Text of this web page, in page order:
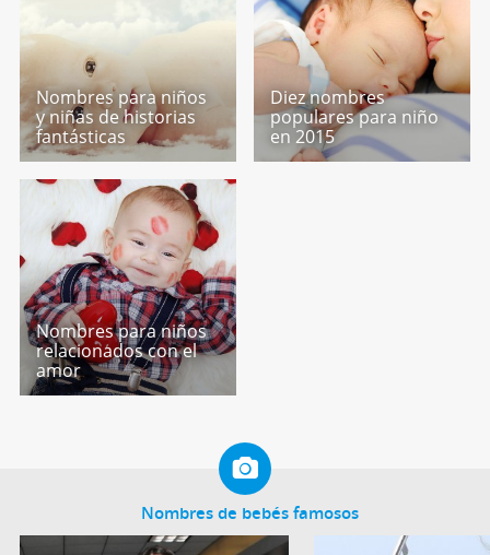
Nombres para niños
y niñas de historias
fantásticas
Diez nombres
populares para niño
en 2015
Nombres para niños
relacionados con el
amor
Nombres de bebés famosos